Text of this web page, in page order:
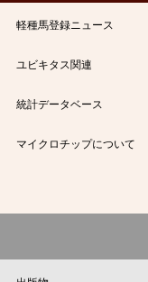
軽種馬登録ニュース
ユビキタス関連
統計データベース
マイクロチップについて